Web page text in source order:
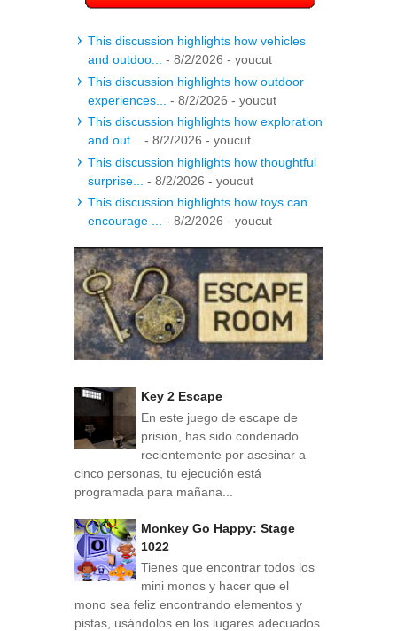
This discussion highlights how vehicles
and outdoo... - 8/2/2026 - youcut
This discussion highlights how outdoor
experiences...
- 8/2/2026 - youcut
This discussion highlights how exploration
and out... - 8/2/2026 - youcut
This discussion highlights how thoughtful
surprise...
- 8/2/2026 - youcut
This discussion highlights how toys can
encourage ... - 8/2/2026 - youcut
Key 2 Escape
En este juego de escape de
prisión, has sido condenado
recientemente por asesinar a
cinco personas, tu ejecución está
programada para mañana...
Monkey Go Happy: Stage
1022
Tienes que encontrar todos los
mini monos y hacer que el
mono sea feliz encontrando elementos y
pistas, usándolos en los lugares adecuados